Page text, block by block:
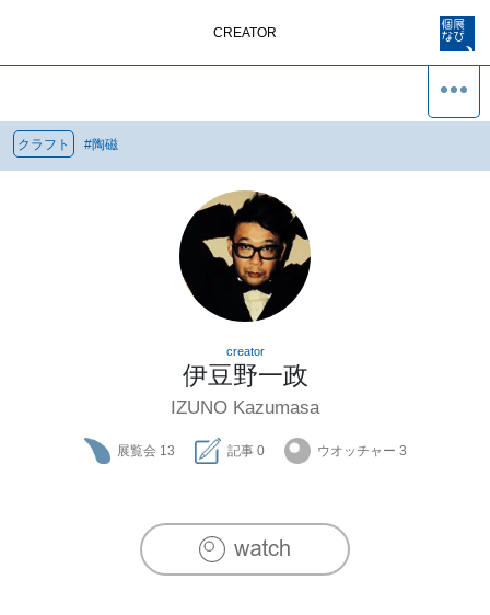
CREATOR
クラフト #陶磁
creator
伊豆野一政
IZUNO Kazumasa
展覧会 13 記事 0 ウオッチャー 3